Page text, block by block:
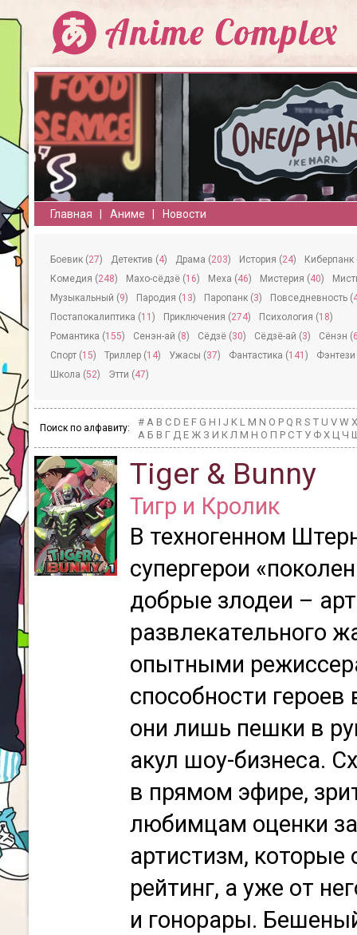
Главная Аниме Новости
Боевик (27) Детектив (4) Драма (203) История (24)
Киберпанк
Комедия (248) Махо-сёдзё (16) Меха (46) Мистерия (40)
Музыкальный (9) Пародия (13) Паропанк (3) Повседневность (
Постапокалиптика (11 ) Приключения (274) Психология (18)
Романтика (155) Сeнэн-ай (8) Сёдзё (30) Сёдзё-ай (3) Сёнэн (
Спорт (15) Триллер (14) Ужасы (37) Фантастика (141 )
Фэнтези
Школа (52) Этти (47)
Поиск по алфавиту: # A B C D E F G H I J K L M N O P Q R S T U V W X
А Б В Г Д Е Ж З И К Л М Н О П Р С Т У Ф Х Ц Ч
Tiger & Bunny
Тигр и Кролик
В техногенном
супергерои
добрые злодеи –
развлекательного
опытными
способности
они лишь пешки в
акул шоу-бизнеса.
в прямом эфире,
любимцам оценки за
артистизм, которые
рейтинг, а уже от
и гонорары.